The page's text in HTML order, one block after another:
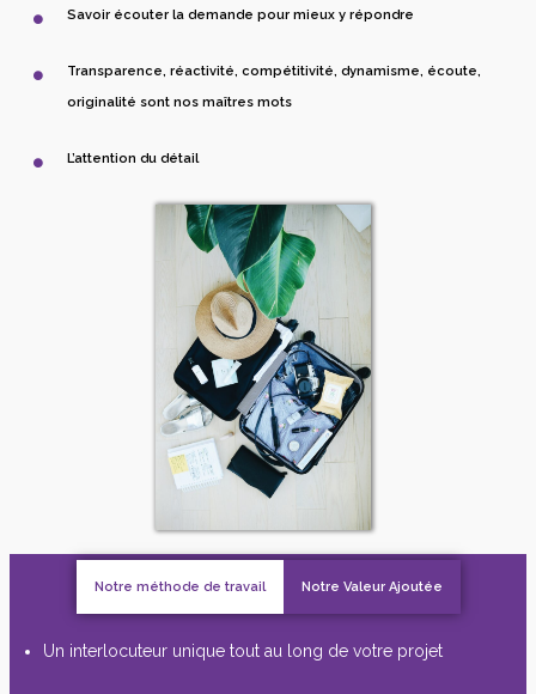
Savoir écouter la demande pour mieux y répondre
Transparence, réactivité, compétitivité, dynamisme, écoute,
originalité sont nos maîtres mots
L’attention du détail
Notre méthode de travail Notre Valeur Ajoutée
Un interlocuteur unique tout au long de votre projet